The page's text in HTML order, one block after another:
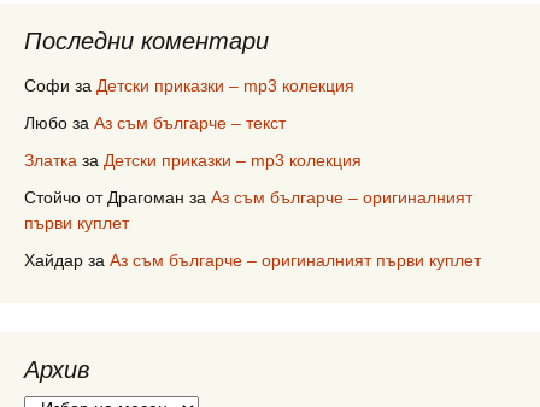
Последни коментари
Софи за Детски приказки – mp3 колекция
Любо за Аз съм българче – текст
Златка за Детски приказки – mp3 колекция
Стойчо от Драгоман за Аз съм българче – оригиналният
първи куплет
Хайдар за Аз съм българче – оригиналният първи куплет
Архив